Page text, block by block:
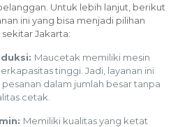
Untuk lebih lanjut, berikut
ini yang bisa menjadi pilihan
Jakarta:
Maucetak memiliki mesin
tinggi. Jadi, layanan ini
dalam jumlah besar tanpa
cetak.
Memiliki kualitas yang ketat